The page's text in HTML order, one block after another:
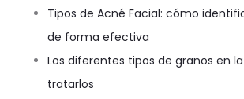
Tipos de Acné Facial: cómo
de forma efectiva
Los diferentes tipos de granos en
tratarlos